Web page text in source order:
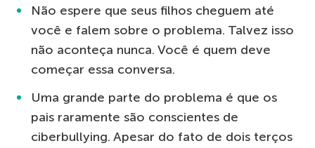
Não espere que seus filhos cheguem até
você e falem sobre o problema. Talvez isso
não aconteça nunca. Você é quem deve
começar essa conversa.
Uma grande parte do problema é que os
pais raramente são conscientes de
ciberbullying. Apesar do fato de dois terços